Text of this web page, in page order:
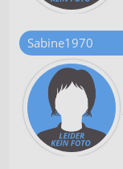
Sabine1970